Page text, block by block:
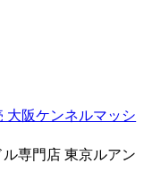
対面から心を開く
主には甘えん坊で
けの際は頭ごなし
う。さみしがりの
ョンをとってあげ
リアの育成・販売の
せください。
大阪ケンネルマッシ
専門店 東京ルアン